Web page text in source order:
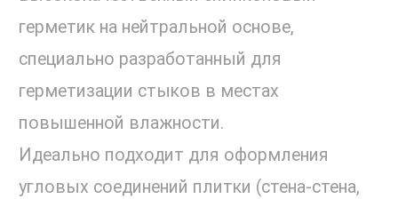
герметик на нейтральной основе,
специально разработанный для
герметизации стыков в местах
повышенной влажности.
Идеально подходит для оформления
угловых соединений плитки (стена-стена,